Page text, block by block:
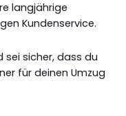
langjährige
Kundenservice.
sei sicher, dass du
für deinen Umzug